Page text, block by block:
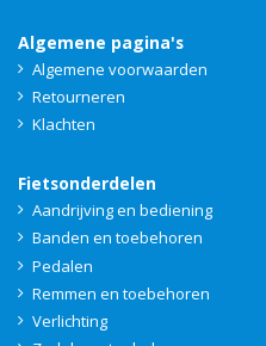
Algemene pagina's
Algemene voorwaarden
Retourneren
Klachten
Fietsonderdelen
Aandrijving en bediening
Banden en toebehoren
Pedalen
Remmen en toebehoren
Verlichting